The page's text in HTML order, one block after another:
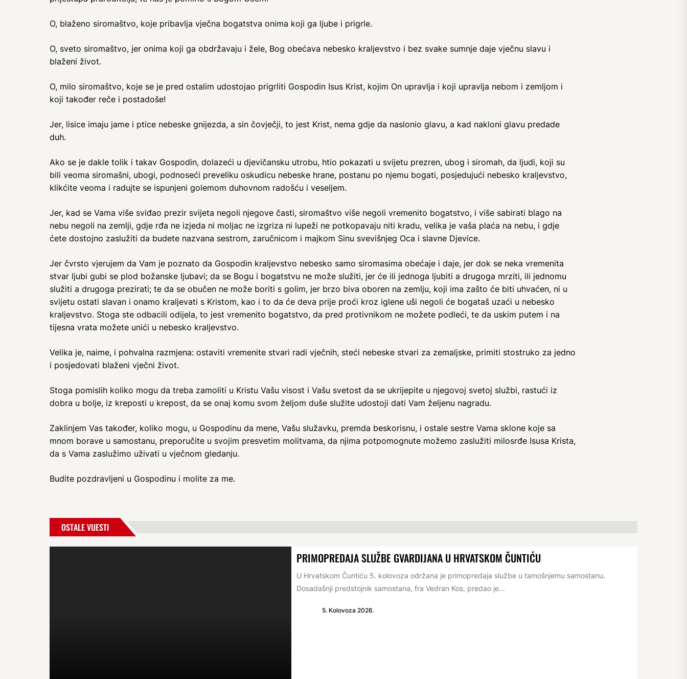
O, blaženo siromaštvo, koje pribavlja vječna bogatstva onima koji ga ljube i prigrle.
O, sveto siromaštvo, jer onima koji ga obdržavaju i žele, Bog obećava nebesko kraljevstvo i bez svake sumnje daje vječnu slavu i
blaženi život.
O, milo siromaštvo, koje se je pred ostalim udostojao prigrliti Gospodin Isus Krist, kojim On upravlja i koji upravlja nebom i zemljom i
koji također reče i postadoše!
Jer, lisice imaju jame i ptice nebeske gnijezda, a sin čovječji, to jest Krist, nema gdje da naslonio glavu, a kad nakloni glavu predade
duh.
Ako se je dakle tolik i takav Gospodin, dolazeći u djevičansku utrobu, htio pokazati u svijetu prezren, ubog i siromah, da ljudi, koji su
bili veoma siromašni, ubogi, podnoseći preveliku oskudicu nebeske hrane, postanu po njemu bogati, posjedujući nebesko kraljevstvo,
klikćite veoma i radujte se ispunjeni golemom duhovnom radošću i veseljem.
Jer, kad se Vama više sviđao prezir svijeta negoli njegove časti, siromaštvo više negoli vremenito bogatstvo, i više sabirati blago na
nebu negoli na zemlji, gdje rđa ne izjeda ni moljac ne izgriza ni lupeži ne potkopavaju niti kradu, velika je vaša plaća na nebu, i gdje
ćete dostojno zaslužiti da budete nazvana sestrom, zaručnicom i majkom Sinu svevišnjeg Oca i slavne Djevice.
Jer čvrsto vjerujem da Vam je poznato da Gospodin kraljevstvo nebesko samo siromasima obećaje i daje, jer dok se neka vremenita
stvar ljubi gubi se plod božanske ljubavi; da se Bogu i bogatstvu ne može služiti, jer će ili jednoga ljubiti a drugoga mrziti, ili jednomu
služiti a drugoga prezirati; te da se obučen ne može boriti s golim, jer brzo biva oboren na zemlju, koji ima zašto će biti uhvaćen, ni u
svijetu ostati slavan i onamo kraljevati s Kristom, kao i to da će deva prije proći kroz iglene uši negoli će bogataš uzaći u nebesko
kraljevstvo. Stoga ste odbacili odijela, to jest vremenito bogatstvo, da pred protivnikom ne možete podleći, te da uskim putem i na
tijesna vrata možete unići u nebesko kraljevstvo.
Velika je, naime, i pohvalna razmjena: ostaviti vremenite stvari radi vječnih, steći nebeske stvari za zemaljske, primiti stostruko za jedno
i posjedovati blaženi vječni život.
Stoga pomislih koliko mogu da treba zamoliti u Kristu Vašu visost i Vašu svetost da se ukrijepite u njegovoj svetoj službi, rastući iz
dobra u bolje, iz kreposti u krepost, da se onaj komu svom željom duše služite udostoji dati Vam željenu nagradu.
Zaklinjem Vas također, koliko mogu, u Gospodinu da mene, Vašu služavku, premda beskorisnu, i ostale sestre Vama sklone koje sa
mnom borave u samostanu, preporučite u svojim presvetim molitvama, da njima potpomognute možemo zaslužiti milosrđe Isusa Krista,
da s Vama zaslužimo uživati u vječnom gledanju.
Budite pozdravljeni u Gospodinu i molite za me.
OSTALE VIJESTI
PRIMOPREDAJA SLUŽBE GVARDIJANA U HRVATSKOM ČUNTIĆU
U Hrvatskom Čuntiću 5. kolovoza održana je primopredaja službe u tamošnjemu samostanu.
Dosadašnji predstojnik samostana, fra Vedran Kos, predao je...
5. Kolovoza 2026.